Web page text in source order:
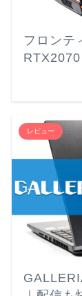
フロンテ
レビュー